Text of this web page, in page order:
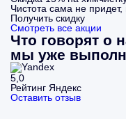
Чистота сама не
Получить скидку
Смотреть все акции
Что говорят о
мы уже
5,0
Рейтинг Яндекс
Оставить отзыв